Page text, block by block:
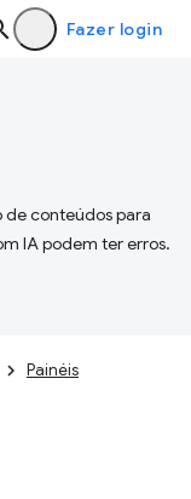
Fazer login
conteúdos para
IA podem ter erros.
Painéis